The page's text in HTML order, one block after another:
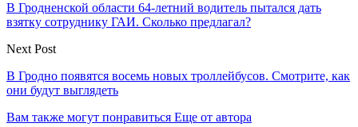
В Гродненской области 64-летний водитель пытался дать
взятку сотруднику ГАИ. Сколько предлагал?
Next Post
В Гродно появятся восемь новых троллейбусов. Смотрите, как
они будут выглядеть
Вам также могут понравиться Еще от автора